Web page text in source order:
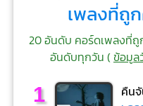
เพลงที่ถู
20 อันดับ คอร์ดเพลงที่ถู
อันดับทุกวัน (ข้อมูล
1 คืน